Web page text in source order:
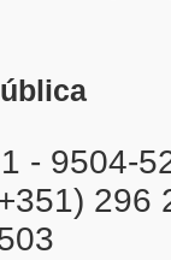
- 9504-
296